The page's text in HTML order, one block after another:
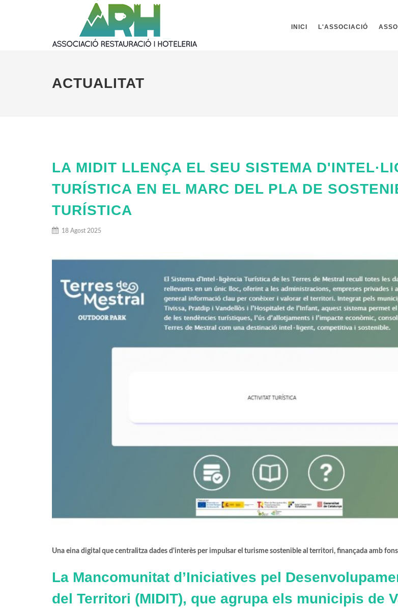
INICI L'ASSOCIACIÓ
ACTUALITAT
LA MIDIT LLENÇA EL SEU SISTEMA
TURÍSTICA EN EL MARC DEL PLA DE
TURÍSTICA
18 Agost 2025
Una eina digital que centralitza dades d'interès per impulsar el turisme sostenible al territori, finançada amb
La Mancomunitat d’Iniciatives pel
del Territori (MIDIT), que agrupa els municipis de